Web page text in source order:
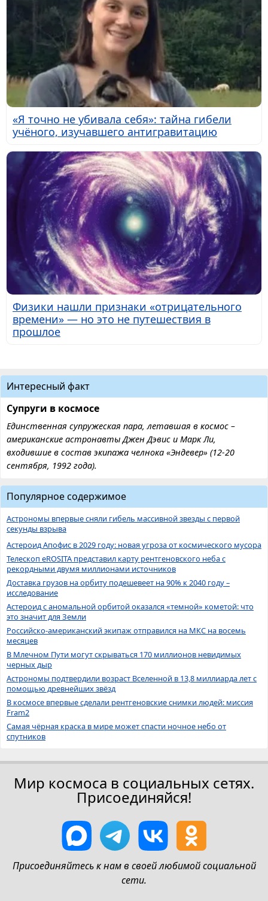
«Я точно не убивала себя»: тайна гибели
учёного, изучавшего антигравитацию
Физики нашли признаки «отрицательного
времени» — но это не путешествия в
прошлое
Интересный факт
Супруги в космосе
Единственная супружеская пара, летавшая в космос –
американские астронавты Джен Дэвис и Марк Ли,
входившие в состав экипажа челнока «Эндевер» (12-20
сентября, 1992 года).
Популярное содержимое
Астрономы впервые сняли гибель массивной звезды с первой
секунды взрыва
Астероид Апофис в 2029 году: новая угроза от космического мусора
Телескоп eROSITA представил карту рентгеновского неба с
рекордными двумя миллионами источников
Доставка грузов на орбиту подешевеет на 90% к 2040 году –
исследование
Астероид с аномальной орбитой оказался «темной» кометой: что
это значит для Земли
Российско-американский экипаж отправился на МКС на восемь
месяцев
В Млечном Пути могут скрываться 170 миллионов невидимых
черных дыр
Астрономы подтвердили возраст Вселенной в 13,8 миллиарда лет с
помощью древнейших звёзд
В космосе впервые сделали рентгеновские снимки людей: миссия
Fram2
Самая чёрная краска в мире может спасти ночное небо от
спутников
Мир космоса в социальных сетях.
Присоединяйся!
Присоединяйтесь к нам в своей любимой социальной
сети.